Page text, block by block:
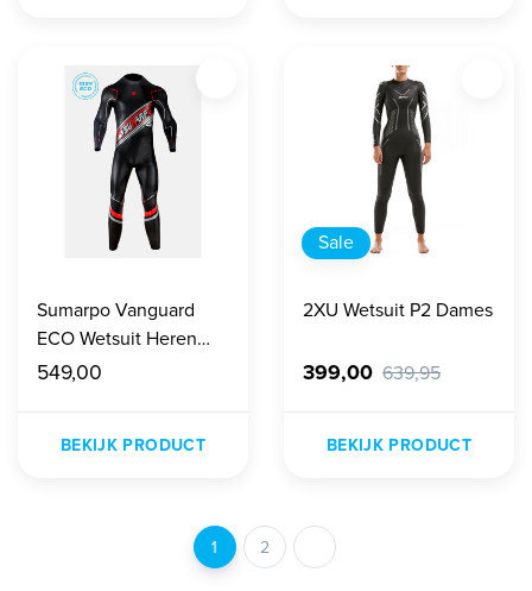
Sumarpo Vanguard
ECO Wetsuit Heren
Red
549,00
BEKIJK PRODUCT
Sale
2XU Wetsuit P2 Dames
399,00 639,95
BEKIJK PRODUCT
1 2